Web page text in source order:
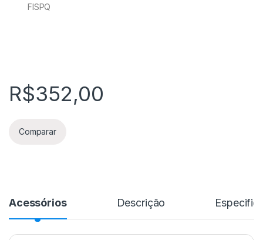
FISPQ
R$352,00
Comparar
Acessórios Descrição